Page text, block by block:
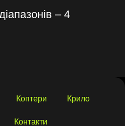
– 4
Коптери Крило
Контакти